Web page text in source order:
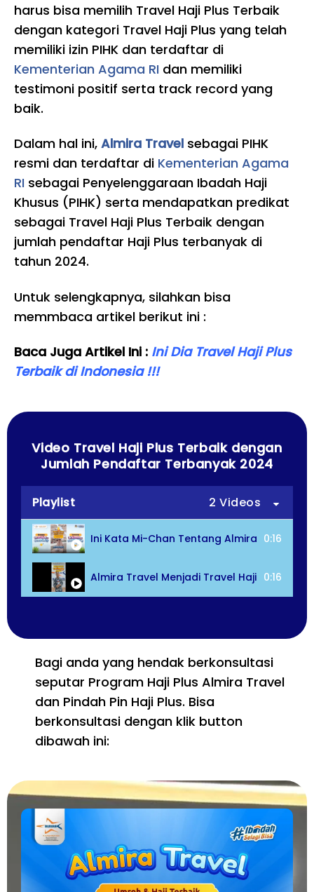
harus bisa memilih Travel Haji Plus Terbaik
dengan kategori Travel Haji Plus yang telah
memiliki izin PIHK dan terdaftar di
Kementerian Agama RI dan memiliki
testimoni positif serta track record yang
baik.
Dalam hal ini, Almira Travel sebagai PIHK
resmi dan terdaftar di Kementerian Agama
RI sebagai Penyelenggaraan Ibadah Haji
Khusus (PIHK) serta mendapatkan predikat
sebagai Travel Haji Plus Terbaik dengan
jumlah pendaftar Haji Plus terbanyak di
tahun 2024.
Untuk selengkapnya, silahkan bisa
memmbaca artikel berikut ini :
Baca Juga Artikel Ini : Ini Dia Travel Haji Plus
Terbaik di Indonesia !!!
Video Travel Haji Plus Terbaik dengan
Jumlah Pendaftar Terbanyak 2024
Playlist 2 Videos
Ini Kata Mi-Chan Tentang Almira Travel
0:16
Almira Travel Menjadi Travel Haji Plus
0:16
Bagi anda yang hendak berkonsultasi
seputar Program Haji Plus Almira Travel
dan Pindah Pin Haji Plus. Bisa
berkonsultasi dengan klik button
dibawah ini: